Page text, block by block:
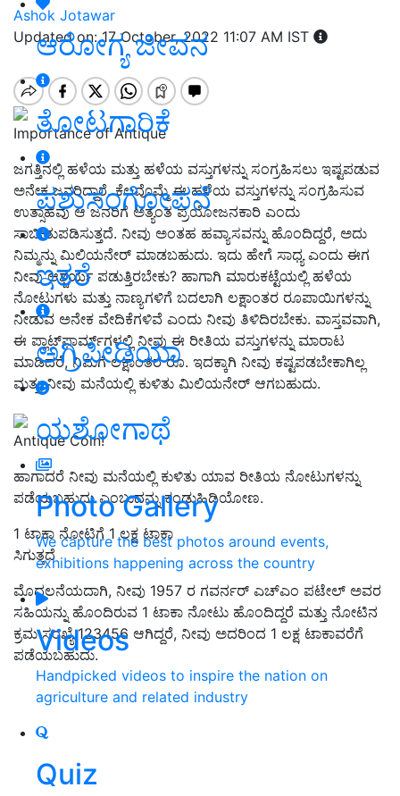
ಆರೋಗ್ಯ ಜೀವನ
ತೋಟಗಾರಿಕೆ
ಪಶುಸಂಗೋಪನೆ
ಇತರೆ
ಅಗ್ರಿಪೀಡಿಯಾ
ಯಶೋಗಾಥೆ
Photo Gallery
We capture the best photos around events,
exhibitions happening across the country
Videos
Handpicked videos to inspire the nation on
agriculture and related industry
Quiz
Ashok Jotawar
Updated on: 17 October, 2022 11:07 AM IST
Importance of Antique
ಜಗತ್ತಿನಲ್ಲಿ ಹಳೆಯ ಮತ್ತು ಹಳೆಯ ವಸ್ತುಗಳನ್ನು ಸಂಗ್ರಹಿಸಲು ಇಷ್ಟಪಡುವ
ಅನೇಕ ಜನರಿದ್ದಾರೆ. ಕೆಲವೊಮ್ಮೆ ಈ ಹಳೆಯ ವಸ್ತುಗಳನ್ನು ಸಂಗ್ರಹಿಸುವ
ಉತ್ಸಾಹವು ಆ ಜನರಿಗೆ ಅತ್ಯಂತ ಪ್ರಯೋಜನಕಾರಿ ಎಂದು
ಸಾಬೀತುಪಡಿಸುತ್ತದೆ. ನೀವು ಅಂತಹ ಹವ್ಯಾಸವನ್ನು ಹೊಂದಿದ್ದರೆ, ಅದು
ನಿಮ್ಮನ್ನು ಮಿಲಿಯನೇರ್ ಮಾಡಬಹುದು. ಇದು ಹೇಗೆ ಸಾಧ್ಯ ಎಂದು ಈಗ
ನೀವು ಆಶ್ಚರ್ಯ ಪಡುತ್ತಿರಬೇಕು? ಹಾಗಾಗಿ ಮಾರುಕಟ್ಟೆಯಲ್ಲಿ ಹಳೆಯ
ನೋಟುಗಳು ಮತ್ತು ನಾಣ್ಯಗಳಿಗೆ ಬದಲಾಗಿ ಲಕ್ಷಾಂತರ ರೂಪಾಯಿಗಳನ್ನು
ನೀಡುವ ಅನೇಕ ವೇದಿಕೆಗಳಿವೆ ಎಂದು ನೀವು ತಿಳಿದಿರಬೇಕು. ವಾಸ್ತವವಾಗಿ,
ಈ ಪ್ಲಾಟ್‌ಫಾರ್ಮ್‌ಗಳಲ್ಲಿ ನೀವು ಈ ರೀತಿಯ ವಸ್ತುಗಳನ್ನು ಮಾರಾಟ
ಮಾಡಿದರೆ, ನಿಮಗೆ ಲಕ್ಷಾಂತರ ರೂ. ಇದಕ್ಕಾಗಿ ನೀವು ಕಷ್ಟಪಡಬೇಕಾಗಿಲ್ಲ
ಮತ್ತು ನೀವು ಮನೆಯಲ್ಲಿ ಕುಳಿತು ಮಿಲಿಯನೇರ್ ಆಗಬಹುದು.
Antique Coin!
ಹಾಗಾದರೆ ನೀವು ಮನೆಯಲ್ಲಿ ಕುಳಿತು ಯಾವ ರೀತಿಯ ನೋಟುಗಳನ್ನು
ಪಡೆಯಬಹುದು ಎಂಬುದನ್ನು ಕಂಡುಹಿಡಿಯೋಣ.
1 ಟಾಕಾ ನೋಟಿಗೆ 1 ಲಕ್ಷ ಟಾಕಾ
ಮೊದಲನೆಯದಾಗಿ, ನೀವು 1957 ರ ಗವರ್ನರ್ ಎಚ್‌ಎಂ ಪಟೇಲ್ ಅವರ
ಸಹಿಯನ್ನು ಹೊಂದಿರುವ 1 ಟಾಕಾ ನೋಟು ಹೊಂದಿದ್ದರೆ ಮತ್ತು ನೋಟಿನ
ಕ್ರಮ ಸಂಖ್ಯೆ 123456 ಆಗಿದ್ದರೆ, ನೀವು ಅದರಿಂದ 1 ಲಕ್ಷ ಟಾಕಾವರೆಗೆ
ಪಡೆಯಬಹುದು.